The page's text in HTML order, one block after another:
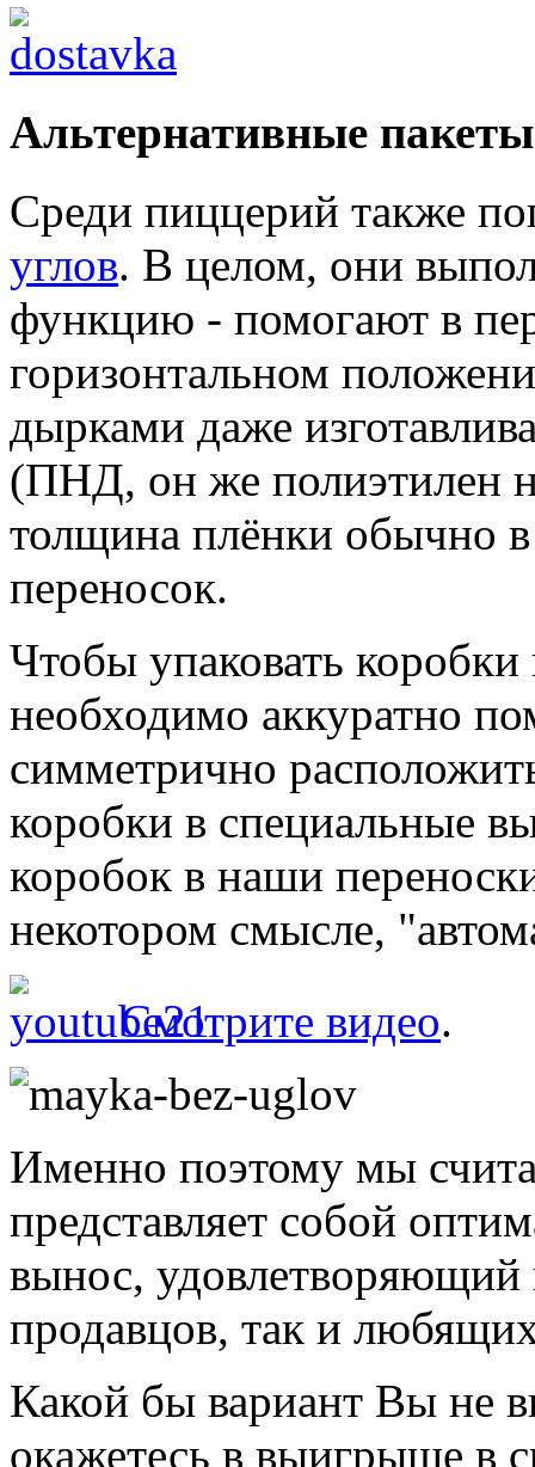
Альтернативные
Среди пиццерий также
углов. В целом, они
функцию - помогают в
горизонтальном
дырками даже
(ПНД, он же полиэтилен
толщина плёнки обычно
переносок.
Чтобы упаковать
необходимо аккуратно
симметрично
коробки в специальные
коробок в наши
некотором смысле,
Смотрите видео.
Именно поэтому мы
представляет собой
вынос, удовлетворяющий
продавцов, так и
Какой бы вариант Вы не
окажетесь в выигрыше в